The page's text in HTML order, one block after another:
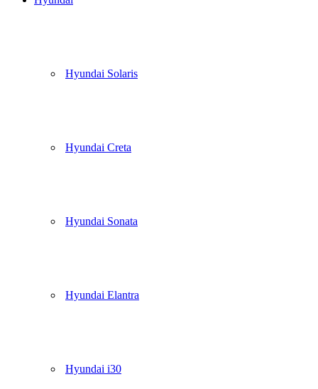
Hyundai Solaris
Hyundai Creta
Hyundai Sonata
Hyundai Elantra
Hyundai i30